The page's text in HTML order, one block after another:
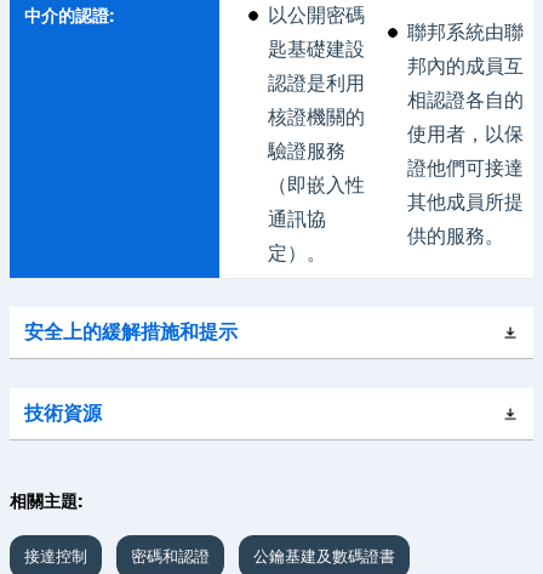
以公開密碼
匙基礎建設
認證是利用
核證機關的
驗證服務
（即嵌入性
通訊協
定）。
聯邦系統由聯
邦內的成員互
相認證各自的
使用者，以保
證他們可接達
其他成員所提
供的服務。
安全上的緩解措施和提示
技術資源
相關主題:
接達控制 密碼和認證 公鑰基建及數碼證書